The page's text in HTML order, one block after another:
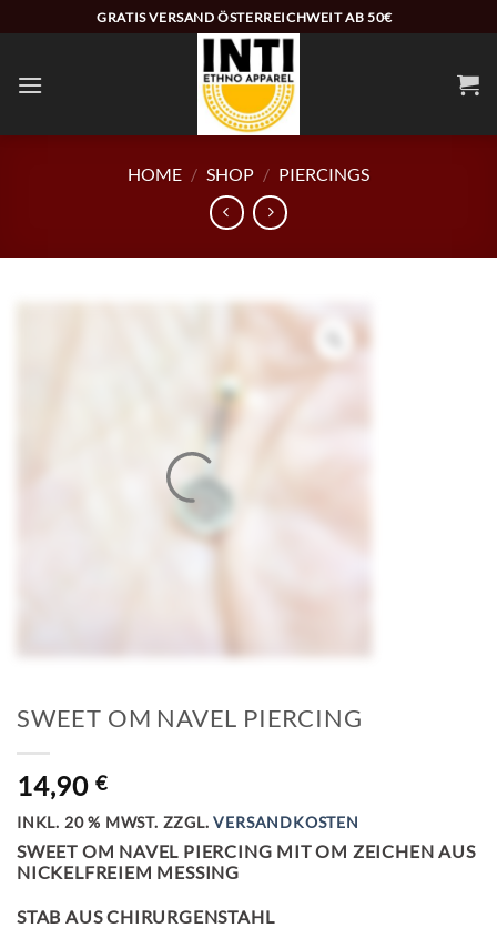
Inhalt
GRATIS VERSAND ÖSTERREICHWEIT AB 50€
HOME / SHOP / PIERCINGS
SWEET OM NAVEL PIERCING
14,90 €
INKL. 20 % MWST. ZZGL.VERSANDKOSTEN
SWEET OM NAVEL PIERCING MIT OM ZEICHEN AUS
NICKELFREIEM MESSING
STAB AUS CHIRURGENSTAHL